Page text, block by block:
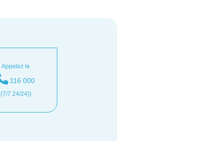
Appelez le
116 000
(7/7 24/24))